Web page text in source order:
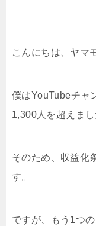
こんにちは、ヤマ
僕はYouTubeチャ
1,300人を超えまし
そのため、収益化
す。
ですが、もう1つ